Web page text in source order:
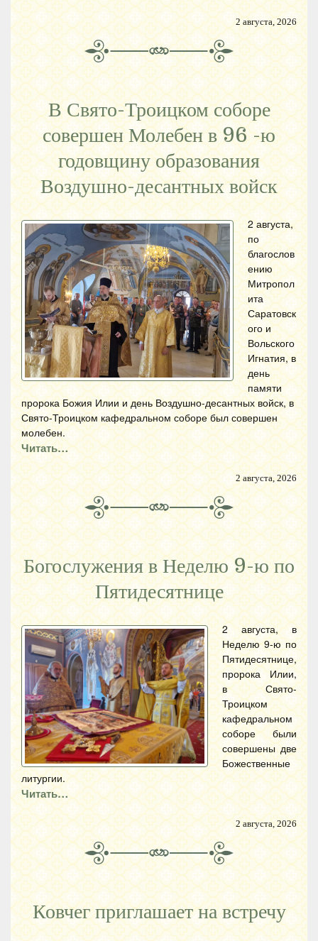
2 августа, 2026
В Свято-Троицком соборе
совершен Молебен в 96 -ю
годовщину образования
Воздушно-десантных войск
2 августа,
по
благослов
ению
Митропол
ита
Саратовск
ого и
Вольского
Игнатия, в
день
памяти
пророка Божия Илии и день Воздушно-десантных войск, в
Свято-Троицком кафедральном соборе был совершен
молебен.
Читать…
2 августа, 2026
Богослужения в Неделю 9-ю по
Пятидесятнице
2 августа, в
Неделю 9-ю по
Пятидесятнице,
пророка Илии,
в Свято-
Троицком
кафедральном
соборе были
совершены две
Божественные
литургии.
Читать…
2 августа, 2026
Ковчег приглашает на встречу